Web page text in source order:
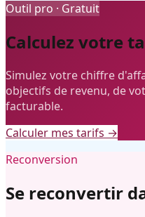
Outil pro · Gratuit
Calculez votre
Simulez votre chiffre
objectifs de revenu, de
facturable.
Calculer mes tarifs →
Reconversion
Se reconvertir